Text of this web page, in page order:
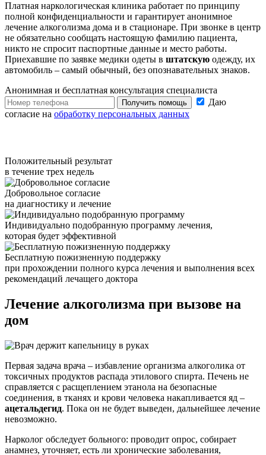
Платная наркологическая клиника работает по принципу
полной конфиденциальности и гарантирует анонимное
лечение алкоголизма дома и в стационаре. При звонке в центр
не обязательно сообщать настоящую фамилию пациента,
никто не спросит паспортные данные и место работы.
Приехавшие по заявке медики одеты в штатскую одежду, их
автомобиль – самый обычный, без опознавательных знаков.
Анонимная и бесплатная консультация специалиста
Получить помощь
Даю
согласие на обработку персональных данных
Положительный результат
в течение трех недель
Добровольное согласие
на диагностику и лечение
Индивидуально подобранную программу лечения,
которая будет эффективной
Бесплатную пожизненную поддержку
при прохождении полного курса лечения и выполнения всех
рекомендаций лечащего доктора
Лечение алкоголизма при вызове на
дом
Первая задача врача – избавление организма алкоголика от
токсичных продуктов распада этилового спирта. Печень не
справляется с расщеплением этанола на безопасные
соединения, в тканях и крови человека накапливается яд –
ацетальдегид. Пока он не будет выведен, дальнейшее лечение
невозможно.
Нарколог обследует больного: проводит опрос, собирает
анамнез, уточняет, есть ли хронические заболевания,